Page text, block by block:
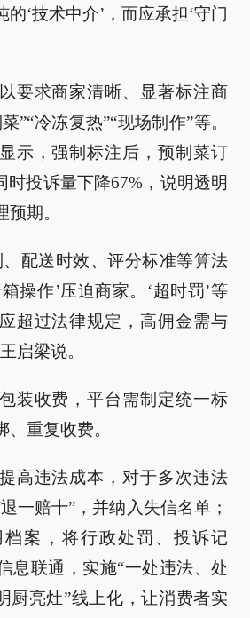
‘技术中介’，而应承担‘守门
要求商家清晰、显著标注商
”“冷冻复热”“现场制作”等。
示，强制标注后，预制菜订
时投诉量下降67%，说明透明
期。
配送时效、评分标准等算法
操作’压迫商家。‘超时罚’等
超过法律规定，高佣金需与
启梁说。
装收费，平台需制定统一标
重复收费。
高违法成本，对于多次违法
一赔十”，并纳入失信名单；
案，将行政处罚、投诉记
息联通，实施“一处违法、处
厨亮灶”线上化，让消费者实